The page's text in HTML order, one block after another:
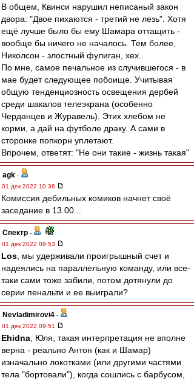
В общем, Квинси нарушил неписаный закон
двора: "Двое пихаются - третий не лезь". Хотя
ещё лучше было бы ему Шамара оттащить -
вообще бы ничего не началось. Тем более,
Николсон - злостный фулиган, хех..
По мне, самое печальное из случившегося - в
мае будет следующее побоище. Учитывая
общую тенденциозность освещения дербей
среди шакалов телеэкрана (особенно
Черданцев и Журавель). Этих хлебом не
корми, а дай на футболе драку. А сами в
сторонке попкорн уплетают.
Впрочем, ответят: "Не они такие - жизнь такая"
agk -
01 дек 2022 10:36
Комиссия дебильных комиков начнет своё
заседание в 13.00...
Спектр -
01 дек 2022 09:53
Los , мы удерживали проигрышный счет и
надеялись на параллельную команду, или все-
таки сами тоже забили, потом дотянули до
серии пенальти и ее выиграли?
Nevladimirovi4 -
01 дек 2022 09:51
Ehidna , Юля, такая интерпретация не вполне
верна - реально Антон (как и Шамар)
изначально локотками (или другими частями
тела "бортовали"), когда сошлись с барбусом,